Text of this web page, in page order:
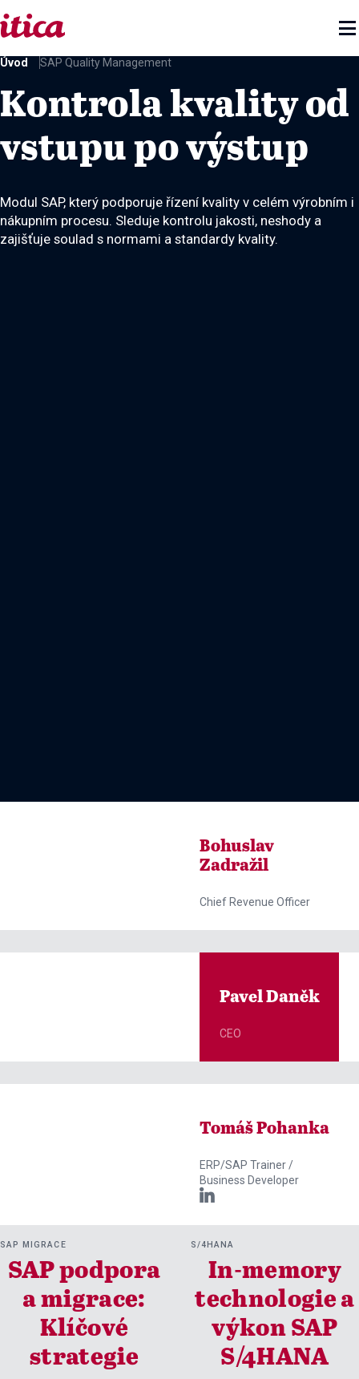

Úvod SAP Quality Management
Kontrola kvality od
vstupu po výstup
Modul SAP, který podporuje řízení kvality v celém výrobním i
nákupním procesu. Sleduje kontrolu jakosti, neshody a
zajišťuje soulad s normami a standardy kvality.
Bohuslav
Zadražil
Chief Revenue Officer
Pavel Daněk
CEO
Tomáš Pohanka
ERP/SAP Trainer /
Business Developer

SAP MIGRACE
SAP podpora
a migrace:
Klíčové
strategie
S/4HANA
In-memory
technologie a
výkon SAP
S/4HANA